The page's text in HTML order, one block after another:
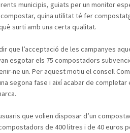
municipis, guiats per un monitor
quina utilitat té fer
surti amb una certa qualitat.
que l’acceptació de les campanyes
esgotar els 75 compostadors
ne un. Per aquest motiu el consell
segona fase i així acabar de
que volien disposar d’un
de 400 litres i de 40 euros